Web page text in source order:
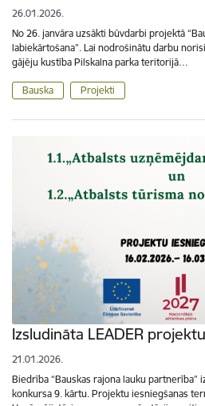
26.01.2026.
No 26. janvāra uzsākti būvdarbi projektā
labiekārtošana”. Lai nodrošinātu darbu
gājēju kustība Pilskalna parka teritorijā…
Bauska Projekti
Izsludināta LEADER
21.01.2026.
Biedrība “Bauskas rajona lauku partnerība”
konkursa 9. kārtu. Projektu iesniegšanas